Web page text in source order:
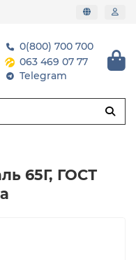
0(800) 700 700
063 469 07 77
Telegram
65Г, ГОСТ